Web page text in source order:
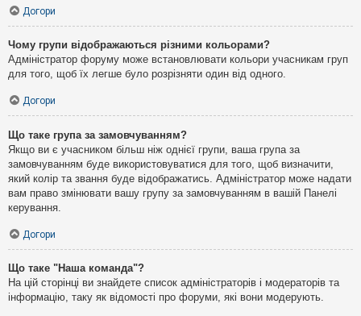
Догори
Чому групи відображаються різними кольорами?
Адміністратор форуму може встановлювати кольори учасникам груп
для того, щоб їх легше було розрізняти один від одного.
Догори
Що таке група за замовчуванням?
Якщо ви є учасником більш ніж однієї групи, ваша група за
замовчуванням буде використовуватися для того, щоб визначити,
який колір та звання буде відображатись. Адміністратор може надати
вам право змінювати вашу групу за замовчуванням в вашій Панелі
керування.
Догори
Що таке "Наша команда"?
На цій сторінці ви знайдете список адміністраторів і модераторів та
інформацію, таку як відомості про форуми, які вони модерують.